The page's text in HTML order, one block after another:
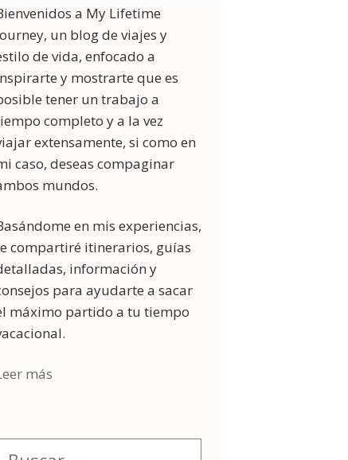
a My Lifetime
un blog de viajes y
de vida, enfocado a
y mostrarte que es
tener un trabajo a
completo y a la vez
extensamente, si como en
caso, deseas compaginar
mundos.
en mis experiencias,
compartiré itinerarios, guías
información y
para ayudarte a sacar
máximo partido a tu tiempo
más